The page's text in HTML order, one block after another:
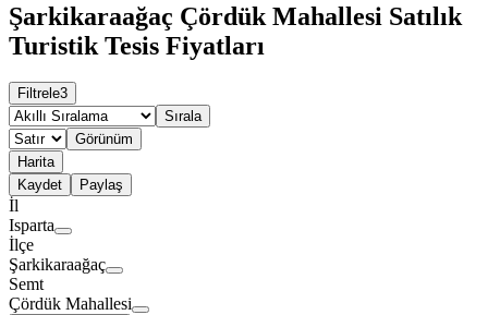
Şarkikaraağaç Çördük Mahallesi Satılık
Turistik Tesis Fiyatları
Filtrele3
Sırala
Görünüm
Harita
Kaydet
Paylaş
İl
Isparta
İlçe
Şarkikaraağaç
Semt
Çördük Mahallesi